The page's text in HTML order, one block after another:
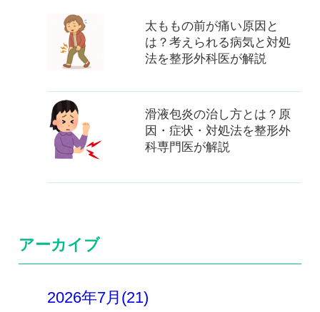
太ももの前が痛い原因と
は？考えられる病気と対処
法を整形外科医が解説
滑液包炎の治し方とは？原
因・症状・対処法を整形外
科専門医が解説
アーカイブ
2026年7月(21)